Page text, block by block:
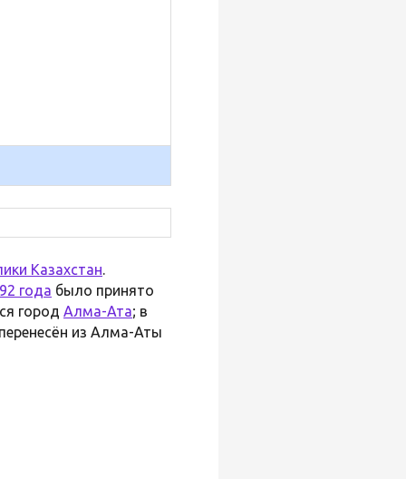
Казахстан.
года было принято
город Алма-Ата; в
из Алма-Аты